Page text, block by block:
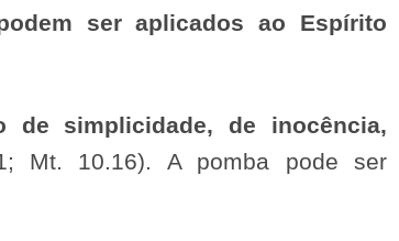
ser aplicados ao Espírito
de simplicidade, de inocência,
Mt. 10.16). A pomba pode ser